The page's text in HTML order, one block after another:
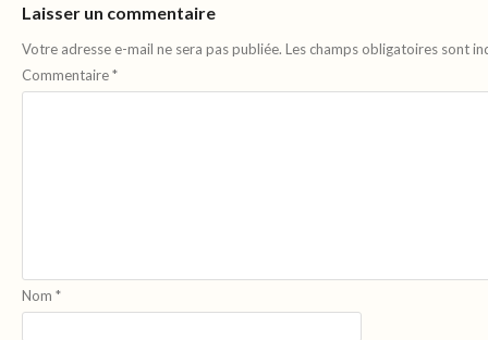
Laisser un commentaire
Votre adresse e-mail ne sera pas publiée. Les champs obligatoires sont
Commentaire*
Nom *